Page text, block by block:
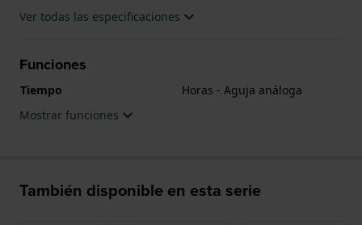
Ver todas las especificaciones
Funciones
Tiempo
Horas - Aguja análoga
Mostrar funciones
También disponible en esta serie